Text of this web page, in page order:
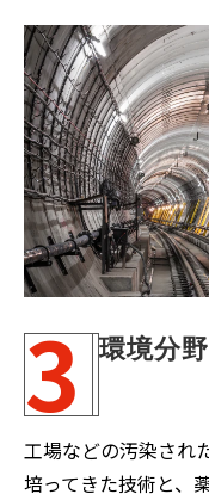
3 環境分
工場などの汚染され
培ってきた技術と、